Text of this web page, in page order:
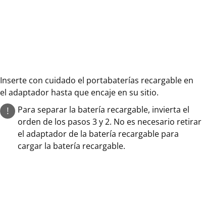
Inserte con cuidado el portabaterías recargable en
el adaptador hasta que encaje en su sitio.
!
Para separar la batería recargable, invierta el
orden de los pasos 3 y 2. No es necesario retirar
el adaptador de la batería recargable para
cargar la batería recargable.